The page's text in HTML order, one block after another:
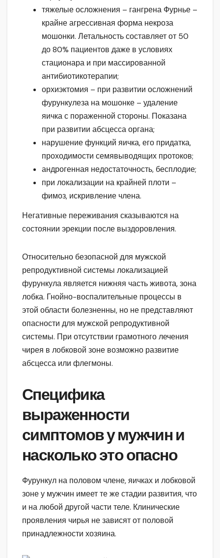
тяжелые осложнения – гангрена Фурнье –
крайне агрессивная форма некроза
мошонки. Летальность составляет от 50
до 80% пациентов даже в условиях
стационара и при массированной
антибиотикотерапии;
орхиэктомия – при развитии осложнений
фурункулеза на мошонке – удаление
яичка с пораженной стороны. Показана
при развитии абсцесса органа;
нарушение функций яичка, его придатка,
проходимости семявыводящих протоков;
андрогенная недостаточность, бесплодие;
при локализации на крайней плоти –
фимоз, искривление члена.
Негативные переживания сказываются на
состоянии эрекции после выздоровления.
Относительно безопасной для мужской
репродуктивной системы локализацией
фурункула является нижняя часть живота, зона
лобка. Гнойно-воспалительные процессы в
этой области болезненны, но не представляют
опасности для мужской репродуктивной
системы. При отсутствии грамотного лечения
чирея в лобковой зоне возможно развитие
абсцесса или флегмоны.
Специфика
выраженности
симптомов у мужчин и
насколько это опасно
Фурункул на половом члене, яичках и лобковой
зоне у мужчин имеет те же стадии развития, что
и на любой другой части теле. Клинические
проявления чирья не зависят от половой
принадлежности хозяина.